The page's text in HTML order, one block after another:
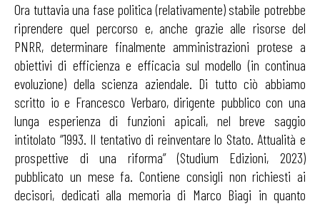
Ora tuttavia una fase politica (relativamente) stabile potrebbe
riprendere quel percorso e, anche grazie alle risorse del
PNRR, determinare finalmente amministrazioni protese a
obiettivi di efficienza e efficacia sul modello (in continua
evoluzione) della scienza aziendale. Di tutto ciò abbiamo
scritto io e Francesco Verbaro, dirigente pubblico con una
lunga esperienza di funzioni apicali, nel breve saggio
intitolato “1993. Il tentativo di reinventare lo Stato. Attualità e
prospettive di una riforma” (Studium Edizioni, 2023)
pubblicato un mese fa. Contiene consigli non richiesti ai
decisori, dedicati alla memoria di Marco Biagi in quanto